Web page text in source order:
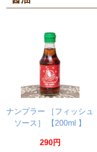
ナンプラー ［フィッシュ
ソース］ 【200ml 】
290円